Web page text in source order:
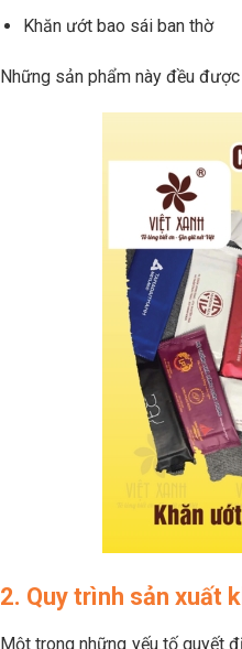
Khăn ướt bao sái ban thờ
Những sản phẩm này đều
2. Quy trình sản xuất
Một trong những yếu tố quyết